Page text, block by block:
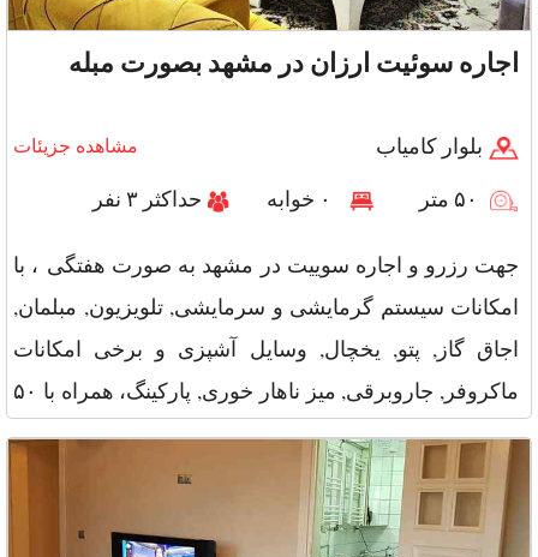
اجاره سوئیت ارزان در مشهد بصورت مبله
بلوار کامیاب مشاهده جزیئات
حداکثر ۳ نفر
جهت رزرو و اجاره سوییت در مشهد به صورت هفتگی ، با
امکانات سیستم گرمایشی و سرمایشی, تلویزیون, مبلمان,
اجاق گاز, پتو, یخچال, وسایل آشپزی و برخی امکانات
ماکروفر, جاروبرقی, میز ناهار خوری, پارکینگ، همراه با ۵۰
مترمربع،